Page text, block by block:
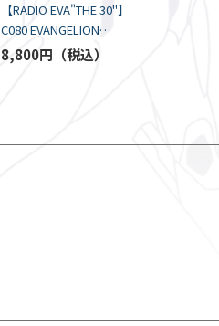
【RADIO EVA"THE 30"】
C080 EVANGELION
CASSETTE DISPLAY Cap by
BALANSA/BLACK
8,800円